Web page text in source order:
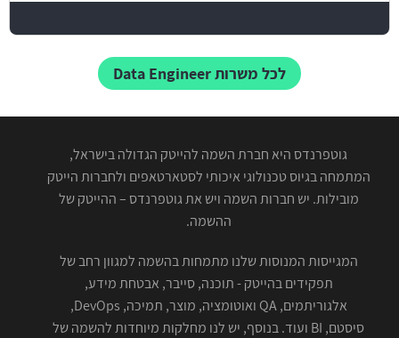
לכל משרות Data Engineer
גוטפרנדס היא חברת השמה להייטק הגדולה בישראל,
המתמחה בגיוס טכנולוגי איכותי לסטארטאפים ולחברות הייטק
מובילות. יש חברות השמה ויש את גוטפרנדס – ההייטק של
ההשמה.
המגייסות המנוסות שלנו מתמחות בהשמה למגוון רחב של
תפקידים בהייטק - תוכנה, סייבר, אבטחת מידע,
אלגוריתמים, QA ואוטומציה, מוצר, תמיכה, DevOps,
סיסטם, BI ועוד. בנוסף, יש לנו מחלקות מיוחדות להשמה של